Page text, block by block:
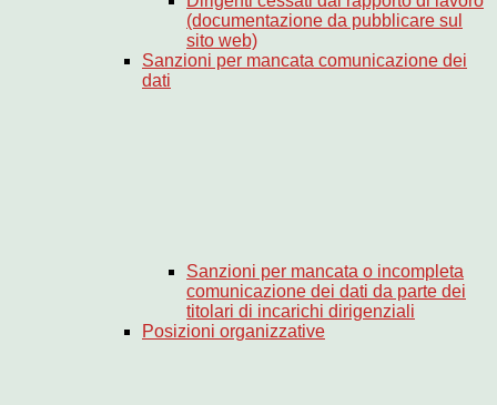
(documentazione da pubblicare sul
sito web)
Sanzioni per mancata comunicazione dei
dati
Sanzioni per mancata o incompleta
comunicazione dei dati da parte dei
titolari di incarichi dirigenziali
Posizioni organizzative